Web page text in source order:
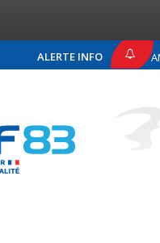
ALERTE INFO
DE PRESSE AMF83